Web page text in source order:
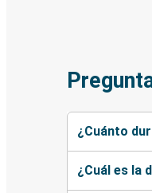
¿Cuánto
¿Cuál es la